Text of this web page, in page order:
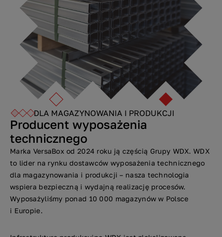
DLA MAGAZYNOWANIA I PRODUKCJI
Producent wyposażenia
technicznego
Marka VersaBox od 2024 roku ją częścią Grupy WDX. WDX
to lider na rynku dostawców wyposażenia technicznego
dla magazynowania i produkcji – nasza technologia
wspiera bezpieczną i wydajną realizację procesów.
Wyposażyliśmy ponad 10 000 magazynów w Polsce
i Europie.